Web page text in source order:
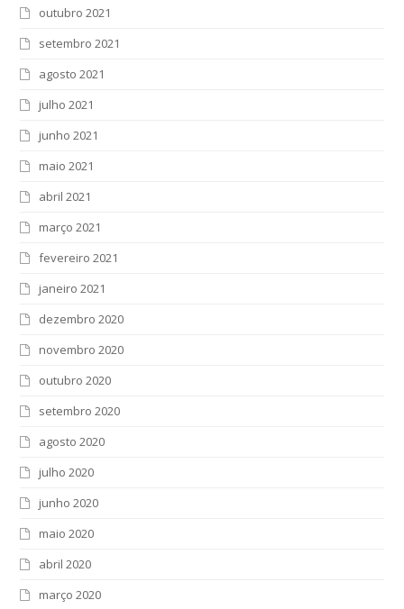
outubro 2021
setembro 2021
agosto 2021
julho 2021
junho 2021
maio 2021
abril 2021
março 2021
fevereiro 2021
janeiro 2021
dezembro 2020
novembro 2020
outubro 2020
setembro 2020
agosto 2020
julho 2020
junho 2020
maio 2020
abril 2020
março 2020